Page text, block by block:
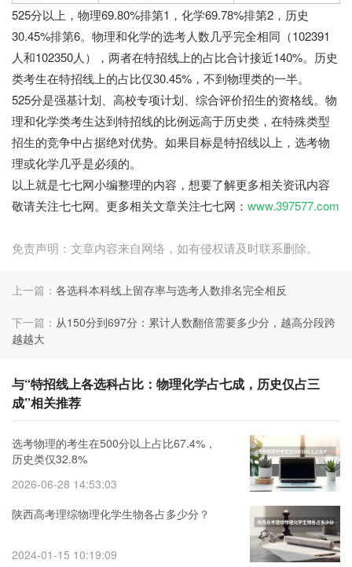
525分以上，物理69.80%排第1，化学69.78%排第2，历史
30.45%排第6。物理和化学的选考人数几乎完全相同（102391
人和102350人），两者在特招线上的占比合计接近140%。历史
类考生在特招线上的占比仅30.45%，不到物理类的一半。
525分是强基计划、高校专项计划、综合评价招生的资格线。物
理和化学类考生达到特招线的比例远高于历史类，在特殊类型
招生的竞争中占据绝对优势。如果目标是特招线以上，选考物
理或化学几乎是必须的。
以上就是七七网小编整理的内容，想要了解更多相关资讯内容
敬请关注七七网。更多相关文章关注七七网： www.397577.com
免责声明：文章内容来自网络，如有侵权请及时联系删除。
上一篇： 各选科本科线上留存率与选考人数排名完全相反
下一篇： 从150分到697分：累计人数翻倍需要多少分，越高分段跨
越越大
与“特招线上各选科占比：物理化学占七成，历史仅占三
成”相关推荐
选考物理的考生在500分以上占比67.4%，
历史类仅32.8%
2026-06-28 14:53:03
陕西高考理综物理化学生物各占多少分？
2024-01-15 10:19:09